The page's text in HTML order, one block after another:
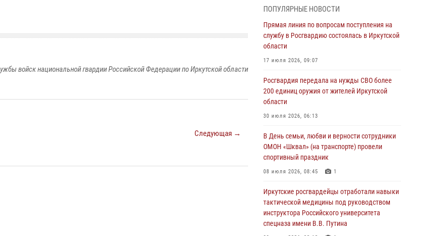
войск национальной гвардии Российской Федерации по Иркутской области
Следующая →
Росгвардии по Иркутской области по самбо
05 августа 2026, 07:44 4
Военнослужащий Росгвардии из Иркутска
а не казаться»
04 августа 2026, 07:14 3
03 августа 2026, 04:55
Росгвардия обеспечила безопасность
мероприятий, посвященных Дню Воздушно-
03 августа 2026, 03:32
Росгвардейцы из Братска присоединились к
донорской акции «От сердца к сердцу»
ПОПУЛЯРНЫЕ НОВОСТИ
Прямая линия по вопросам поступления на
службу в Росгвардию состоялась в Иркутской
области
17 июля 2026, 09:07
Росгвардия передала на нужды СВО более
200 единиц оружия от жителей Иркутской
области
30 июля 2026, 06:13
В День семьи, любви и верности сотрудники
ОМОН «Шквал» (на транспорте) провели
спортивный праздник
08 июля 2026, 08:45 1
Иркутские росгвардейцы отработали навыки
тактической медицины под руководством
инструктора Российского университета
спецназа имени В.В. Путина